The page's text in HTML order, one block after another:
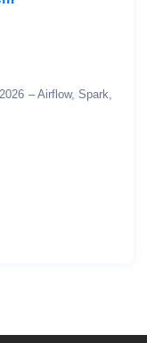
– Airflow, Spark,